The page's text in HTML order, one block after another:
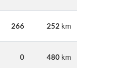
266 252 km
0 480 km